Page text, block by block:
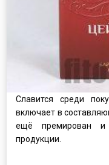
Славится среди
включает в
ещё премирован и
продукции.